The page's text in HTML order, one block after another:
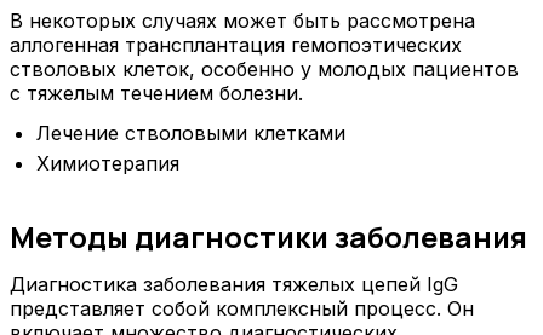
В некоторых случаях может быть рассмотрена
аллогенная трансплантация гемопоэтических
стволовых клеток, особенно у молодых пациентов
с тяжелым течением болезни.
Лечение стволовыми клетками
Химиотерапия
Методы диагностики заболевания
Диагностика заболевания тяжелых цепей IgG
представляет собой комплексный процесс. Он